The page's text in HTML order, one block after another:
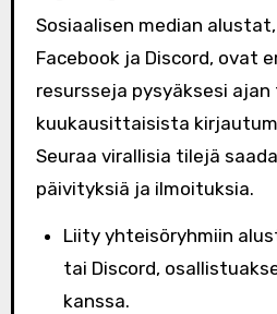
Sosiaalisen median
Facebook ja Discord, ovat
resursseja pysyäksesi ajan
kuukausittaisista
Seuraa virallisia tilejä
päivityksiä ja ilmoituksia.
Liity yhteisöryhmiin
tai Discord,
kanssa.